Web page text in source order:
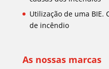
Utilização de uma BIE.
de incêndio
As nossas marcas